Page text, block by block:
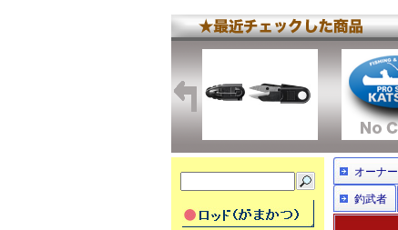
オーナー
釣武者